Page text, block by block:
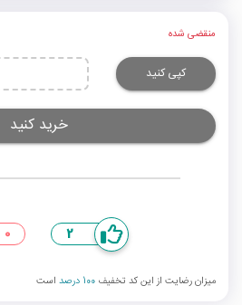
منقضی شده
کپی کنید
خرید کنید
2
0
میزان رضایت از این کد تخفیف 100 درصد است